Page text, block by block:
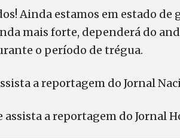
Ainda estamos em estado de
mais forte, dependerá do
o período de trégua.
a reportagem do Jornal
assista a reportagem do Jornal